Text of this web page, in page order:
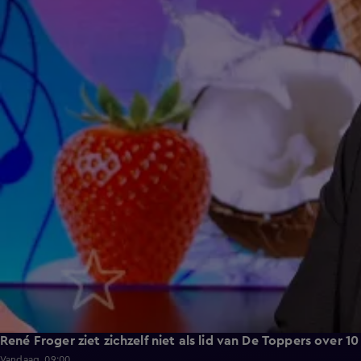
René Froger ziet zichzelf niet als lid van De Toppers over